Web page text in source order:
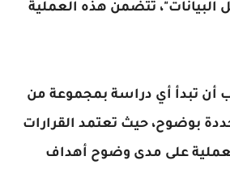
البيانات"، تتضمن هذه العملية
أن تبدأ أي دراسة بمجموعة من
بوضوح، حيث تعتمد القرارات
على مدى وضوح أهداف